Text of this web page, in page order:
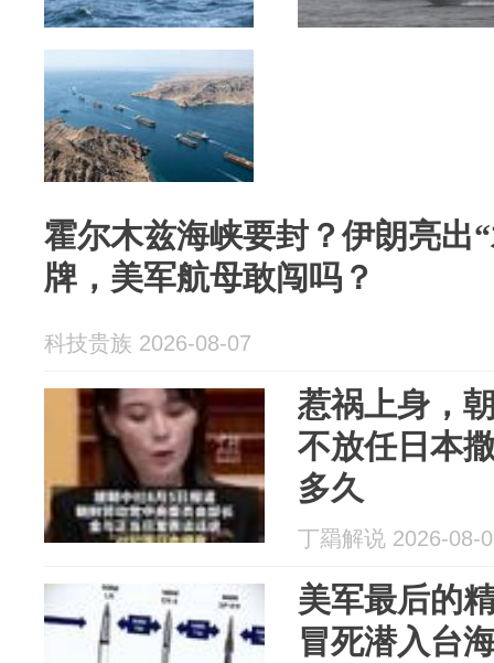
霍尔木兹海峡要封？伊朗亮出
牌，美军航母敢闯吗？
科技贵族 2026-08-07
惹祸上身，
不放任日本
多久
丁羂解说 2026-08-
美军最后的
冒死潜入台